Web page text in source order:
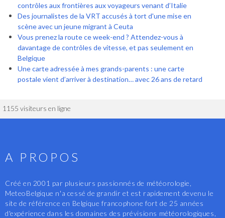
contrôles aux frontières aux voyageurs venant d’Italie
Des journalistes de la VRT accusés à tort d'une mise en
scène avec un jeune migrant à Ceuta
Vous prenez la route ce week-end ? Attendez-vous à
davantage de contrôles de vitesse, et pas seulement en
Belgique
Une carte adressée à mes grands-parents : une carte
postale vient d’arriver à destination… avec 26 ans de retard
1155 visiteurs en ligne
A PROPOS
Créé en 2001 par plusieurs passionnés de météorologie,
MeteoBelgique n'a cessé de grandir et est rapidement devenu le
site de référence en Belgique francophone fort de 25 années
d'expérience dans les domaines des prévisions météorologiques,